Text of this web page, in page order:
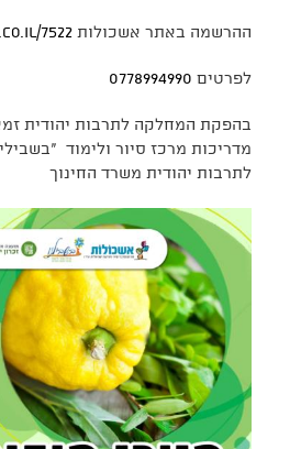
ההרשמה באתר אשכולות 7522
לפרטים 0778994990
בהפקת המחלקה לתרבות יהודית
מדריכות מרכז סיור ולימוד
לתרבות יהודית משרד החינוך